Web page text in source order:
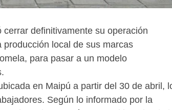
definitivamente su operación
local de sus marcas
para pasar a un modelo
en Maipú a partir del 30 de abril,
Según lo informado por la